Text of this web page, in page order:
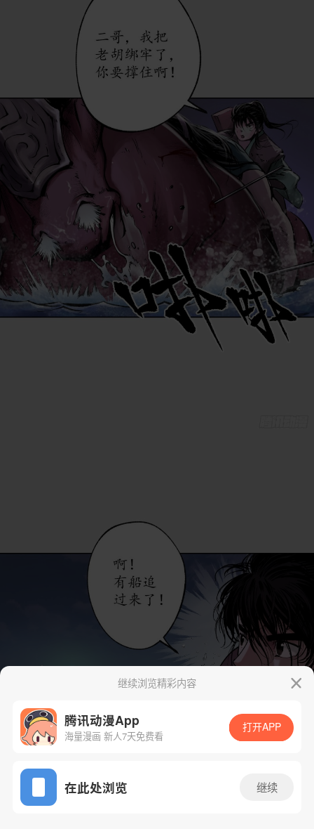
App免费看
继续浏览精彩内容
腾讯动漫App
海量漫画 新人7天免费看
打开APP
在此处浏览 继续